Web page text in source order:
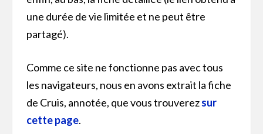
une durée de vie limitée et ne peut être
partagé).
Comme ce site ne fonctionne pas avec tous
les navigateurs, nous en avons extrait la fiche
de Cruis, annotée, que vous trouverezsur
cette page.